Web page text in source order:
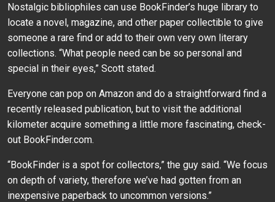
Nostalgic bibliophiles can use BookFinder’s huge library to
locate a novel, magazine, and other paper collectible to give
someone a rare find or add to their own very own literary
collections. “What people need can be so personal and
special in their eyes,” Scott stated.
Everyone can pop on Amazon and do a straightforward find a
recently released publication, but to visit the additional
kilometer acquire something a little more fascinating, check-
out BookFinder.com.
“BookFinder is a spot for collectors,” the guy said. “We focus
on depth of variety, therefore we’ve had gotten from an
inexpensive paperback to uncommon versions.”